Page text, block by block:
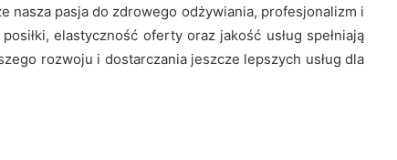
nasza pasja do zdrowego odżywiania, profesjonalizm i
elastyczność oferty oraz jakość usług spełniają
rozwoju i dostarczania jeszcze lepszych usług dla